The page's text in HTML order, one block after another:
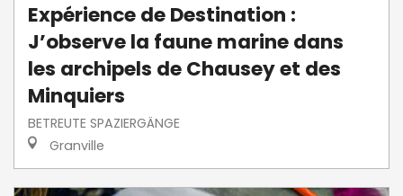
Expérience de Destination :
J’observe la faune marine dans
les archipels de Chausey et des
Minquiers
BETREUTE SPAZIERGÄNGE
Granville